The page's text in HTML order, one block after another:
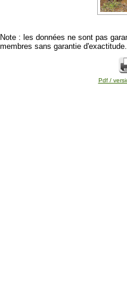
Note : les données ne sont pas
membres sans garantie d'exactitude.
Pdf /